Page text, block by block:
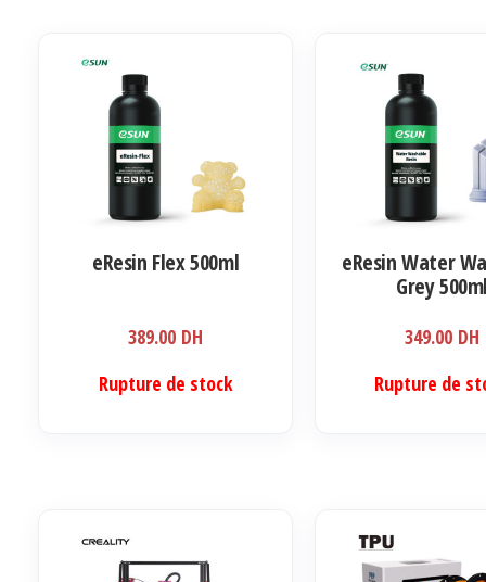
eResin Flex 500ml
389.00 DH
Rupture de stock
eResin Water
Grey
349.00 DH
Rupture de